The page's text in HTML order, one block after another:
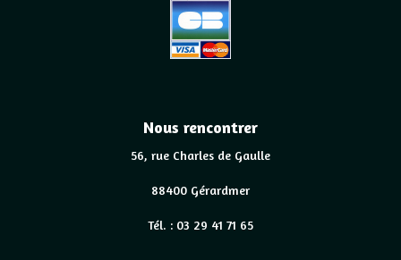
Nous rencontrer
56, rue Charles de Gaulle
88400 Gérardmer
Tél. : 03 29 41 71 65